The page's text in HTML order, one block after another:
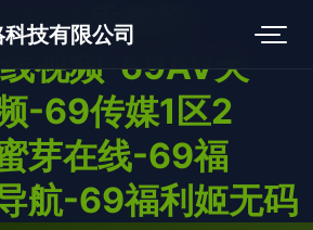
香蕉视
视频-69AV天
-69传媒1区2
芽在线-69福
航-69福利姬无码
技有限公司